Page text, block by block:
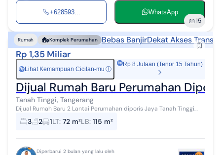
+628593... WhatsApp
15
Rumah Komplek Perumahan Bebas BanjirDekat Akses
Rp 1,35 Miliar
Rp Lihat Kemampuan Cicilan-mu ⓘ
Rp 8 Jutaan (Tenor 15 Tahun)
Dijual Rumah Baru Perumahan
Tanah Tinggi, Tangerang
Dijual Rumah Baru 2 Lantai Perumahan diporis Jaya Tanah Tinggi
Kota Tangerang Rp 1 M 350 juta Cash Kpr Bank LT 72 m² (6×12)
Bangunan 11...
3 2 1LT: 72 m²LB: 115 m²
Diperbarui 2 bulan yang lalu oleh